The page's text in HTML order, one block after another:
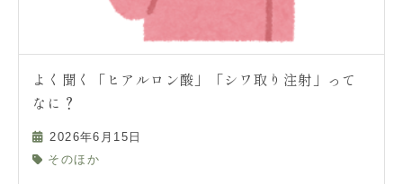
よく聞く「ヒアルロン酸」「シワ取り注射」って
なに？
2026年6月15日
そのほか